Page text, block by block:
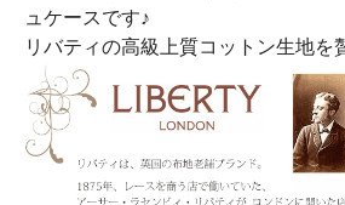
ュケースです♪
リバティの高級上質コットン生地を